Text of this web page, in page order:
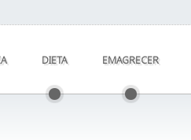
DIETA EMAGRECER